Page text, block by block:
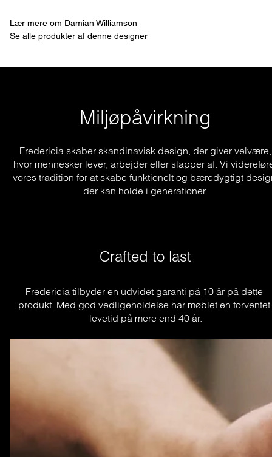
Lær mere om Damian Williamson
Se alle produkter af denne designer
Miljøpåvirkning
Fredericia skaber skandinavisk design, der giver velvære,
hvor mennesker lever, arbejder eller slapper af. Vi
vores tradition for at skabe funktionelt og bæredygtigt
der kan holde i generationer.
Crafted to last
Fredericia tilbyder en udvidet garanti på 10 år på dette
produkt. Med god vedligeholdelse har møblet en forventet
levetid på mere end 40 år.